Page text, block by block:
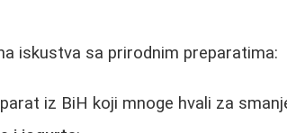
iskustva sa prirodnim preparatima:
iz BiH koji mnoge hvali za